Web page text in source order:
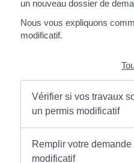
un nouveau dossier de
Nous vous expliquons
modificatif.
Vérifier si vos travaux
un permis modificatif
Remplir votre
modificatif